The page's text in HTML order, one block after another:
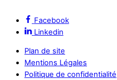
Facebook
Linkedin
Plan de site
Mentions Légales
Politique de confidentialité